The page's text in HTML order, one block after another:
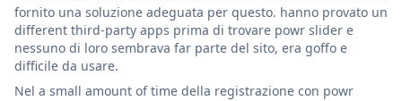
fornito una soluzione adeguata per questo. hanno provato un
different third-party apps prima di trovare powr slider e
nessuno di loro sembrava far parte del sito, era goffo e
difficile da usare.
Nel a small amount of time della registrazione con powr